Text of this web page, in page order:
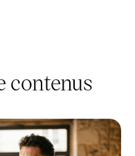
contenus